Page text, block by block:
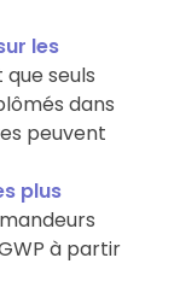
les
seuls
dans
peuvent
plus
à partir